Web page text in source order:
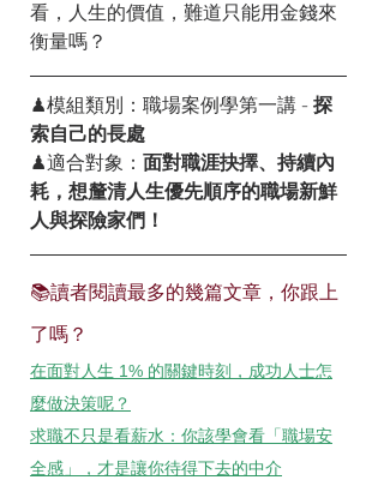
看，人生的價值，難道只能用金錢來
衡量嗎？
♟模組類別：職場案例學第一講 - 探
索自己的長處
♟適合對象： 面對職涯抉擇、持續內
耗，想釐清人生優先順序的職場新鮮
人與探險家們！
📚讀者閱讀最多的幾篇文章，你跟上
了嗎？
在面對人生 1% 的關鍵時刻，成功人士怎
麼做決策呢？
求職不只是看薪水：你該學會看「職場安
全感」，才是讓你待得下去的中介